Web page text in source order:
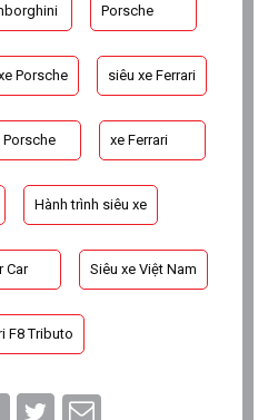
Porsche
Porsche siêu xe Ferrari
Porsche xe Ferrari
Hành trình siêu xe
Car Siêu xe Việt Nam
F8 Tributo